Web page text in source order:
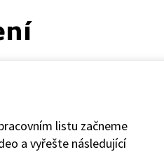
listu začneme
a vyřešte následující